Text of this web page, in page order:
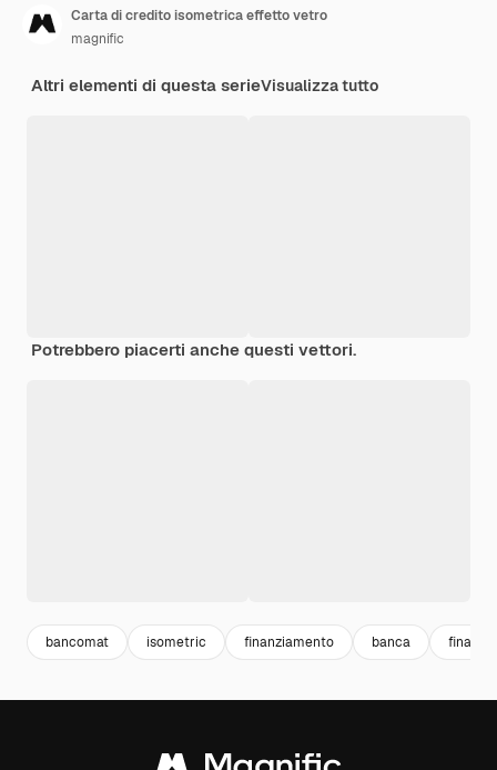
Carta di credito isometrica effetto vetro
magnific
Altri elementi di questa serieVisualizza tutto
Potrebbero piacerti anche questi vettori.
bancomat isometric finanziamento banca finance